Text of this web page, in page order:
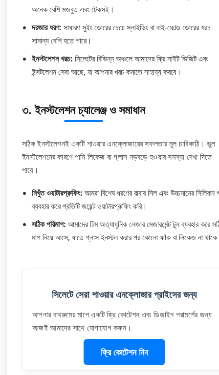
অনেক বেশি মজবুত এবং টেকসই।
দরজার ধরণ: সাধারণ সুইং ডোরের চেয়ে স্লাইডিং বা বাই-ফোল্ড ডোরের খরচ
সামান্য বেশি হতে পারে।
ইনস্টলেশন খরচ: সিলেটের বিভিন্ন অঞ্চলে আমাদের ফ্রি সাইট ভিজিট এবং
ইন্সটলেশন সেবা আছে, যা আপনার খরচ কমাতে সাহায্য করবে।
৩. ইনস্টলেশন চ্যালেঞ্জ ও সমাধান
সঠিক ইনস্টলেশনই একটি শাওয়ার এনক্লোজারের সফলতার মূল চাবিকাঠি। ভুল
ইনস্টলেশনের কারণে পানি লিকেজ বা গ্লাস নড়বড়ে হওয়ার সমস্যা দেখা দিতে
পারে।
নিখুঁত ওয়াটারপ্রুফিং: আমরা বিশেষ ধরণের রাবার সিল এবং উচ্চমানের সিলিকন
ব্যবহার করে প্রতিটি জয়েন্ট ওয়াটারপ্রুফিং করি।
সঠিক পরিমাপ: আমাদের টিম অত্যাধুনিক লেজার মেজারমেন্ট টুল ব্যবহার করে
মাপ নিয়ে আসে, যাতে গ্লাস ইনস্টল করার পর কোনো ফাঁক বা লিকেজ না
সিলেটে সেরা শাওয়ার এনক্লোজার প্রাইসের জন্য
আপনার বাথরুমের মাপে একটি ফ্রি কোটেশন এবং ডিজাইন পরামর্শের জন্য
আজই আমাদের সাথে যোগাযোগ করুন।
ফ্রি কোটেশন নিন